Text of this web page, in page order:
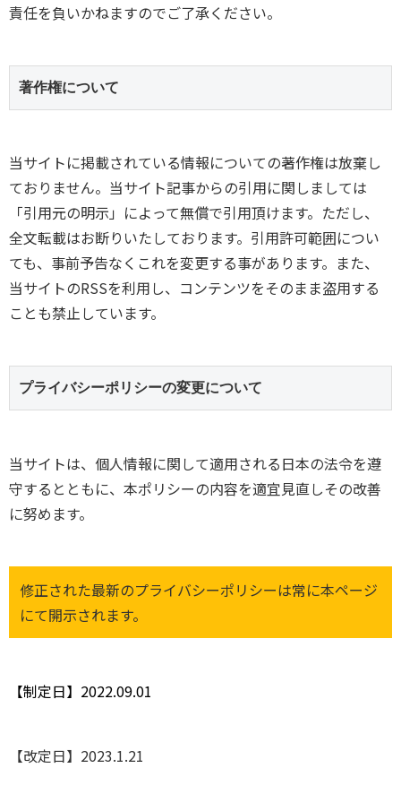
責任を負いかねますのでご了承ください。
著作権について
当サイトに掲載されている情報についての著作権は放棄し
ておりません。当サイト記事からの引用に関しましては
「引用元の明示」によって無償で引用頂けます。ただし、
全文転載はお断りいたしております。引用許可範囲につい
ても、事前予告なくこれを変更する事があります。また、
当サイトのRSSを利用し、コンテンツをそのまま盗用する
ことも禁止しています。
プライバシーポリシーの変更について
当サイトは、個人情報に関して適用される日本の法令を遵
守するとともに、本ポリシーの内容を適宜見直しその改善
に努めます。
修正された最新のプライバシーポリシーは常に本ページ
にて開示されます。
【制定日】2022.09.01
【改定日】2023.1.21